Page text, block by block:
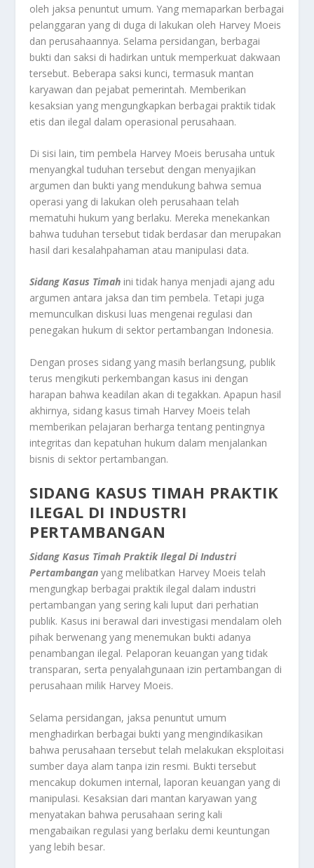
oleh jaksa penuntut umum. Yang memaparkan berbagai
pelanggaran yang di duga di lakukan oleh Harvey Moeis
dan perusahaannya. Selama persidangan, berbagai
bukti dan saksi di hadirkan untuk memperkuat dakwaan
tersebut. Beberapa saksi kunci, termasuk mantan
karyawan dan pejabat pemerintah. Memberikan
kesaksian yang mengungkapkan berbagai praktik tidak
etis dan ilegal dalam operasional perusahaan.
Di sisi lain, tim pembela Harvey Moeis berusaha untuk
menyangkal tuduhan tersebut dengan menyajikan
argumen dan bukti yang mendukung bahwa semua
operasi yang di lakukan oleh perusahaan telah
mematuhi hukum yang berlaku. Mereka menekankan
bahwa tuduhan tersebut tidak berdasar dan merupakan
hasil dari kesalahpahaman atau manipulasi data.
Sidang Kasus Timah ini tidak hanya menjadi ajang adu
argumen antara jaksa dan tim pembela. Tetapi juga
memunculkan diskusi luas mengenai regulasi dan
penegakan hukum di sektor pertambangan Indonesia.
Dengan proses sidang yang masih berlangsung, publik
terus mengikuti perkembangan kasus ini dengan
harapan bahwa keadilan akan di tegakkan. Apapun hasil
akhirnya, sidang kasus timah Harvey Moeis telah
memberikan pelajaran berharga tentang pentingnya
integritas dan kepatuhan hukum dalam menjalankan
bisnis di sektor pertambangan.
SIDANG KASUS TIMAH PRAKTIK
ILEGAL DI INDUSTRI
PERTAMBANGAN
Sidang Kasus Timah Praktik Ilegal Di Industri
Pertambangan yang melibatkan Harvey Moeis telah
mengungkap berbagai praktik ilegal dalam industri
pertambangan yang sering kali luput dari perhatian
publik. Kasus ini berawal dari investigasi mendalam oleh
pihak berwenang yang menemukan bukti adanya
penambangan ilegal. Pelaporan keuangan yang tidak
transparan, serta penyalahgunaan izin pertambangan di
perusahaan milik Harvey Moeis.
Selama persidangan, jaksa penuntut umum
menghadirkan berbagai bukti yang mengindikasikan
bahwa perusahaan tersebut telah melakukan eksploitasi
sumber daya alam tanpa izin resmi. Bukti tersebut
mencakup dokumen internal, laporan keuangan yang di
manipulasi. Kesaksian dari mantan karyawan yang
menyatakan bahwa perusahaan sering kali
mengabaikan regulasi yang berlaku demi keuntungan
yang lebih besar.